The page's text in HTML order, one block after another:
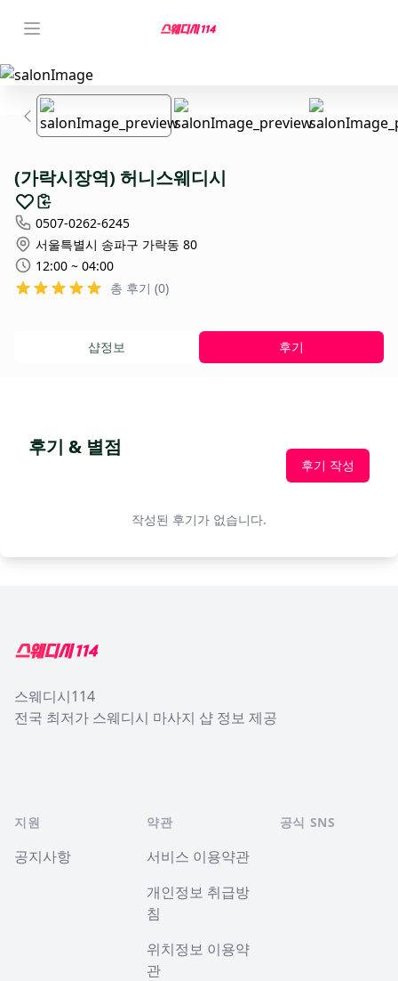
(가락시장역) 허니스웨디시
0507-0262-6245
서울특별시 송파구 가락동 80
12:00 ~ 04:00
총 후기 (0)
샵정보 후기
후기 & 별점
후기 작성
작성된 후기가 없습니다.
스웨디시114
전국 최저가 스웨디시 마사지 샵 정보 제공
지원
공지사항
약관
서비스 이용약관
개인정보 취급방
침
위치정보 이용약
관
공식 SNS